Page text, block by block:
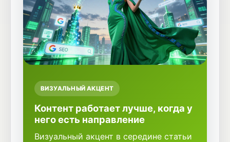
ВИЗУАЛЬНЫЙ АКЦЕНТ
Контент работает лучше, когда у
него есть направление
Визуальный акцент в середине статьи